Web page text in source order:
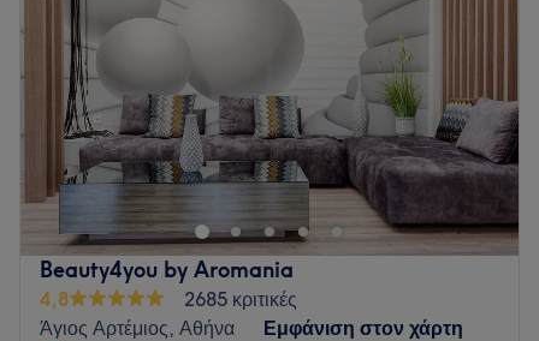
Beauty4you by Aromania
4,8
2685 κριτικές
Άγιος Αρτέμιος, Αθήνα
Εμφάνιση στον χάρτη